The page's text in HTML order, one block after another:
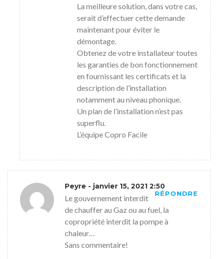
La meilleure solution, dans votre cas,
serait d’effectuer cette demande
maintenant pour éviter le
démontage.
Obtenez de votre installateur toutes
les garanties de bon fonctionnement
en fournissant les certificats et la
description de l’installation
notamment au niveau phonique.
Un plan de l’installation n’est pas
superflu.
L’équipe Copro Facile
Peyre - janvier 15, 2021 2:50
RÉPONDRE
Le gouvernement interdit
de chauffer au Gaz ou au fuel, la
copropriété interdit la pompe à
chaleur…
Sans commentaire!